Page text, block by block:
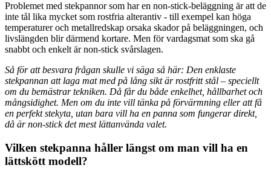
Problemet med stekpannor som har en non-stick-beläggning är att de
inte tål lika mycket som rostfria alterantiv - till exempel kan höga
temperaturer och metallredskap orsaka skador på beläggningen, och
livslängden blir därmend kortare. Men för vardagsmat som ska gå
snabbt och enkelt är non-stick svårslagen.
Så för att besvara frågan skulle vi säga så här: Den enklaste
stekpannan att laga mat med på lång sikt är rostfritt stål – speciellt
om du bemästrar tekniken. Då får du både enkelhet, hållbarhet och
mångsidighet. Men om du inte vill tänka på förvärmning eller att få
en perfekt stekyta, utan bara vill ha en panna som fungerar direkt,
då är non-stick det mest lättanvända valet.
Vilken stekpanna håller längst om man vill ha en
lättskött modell?